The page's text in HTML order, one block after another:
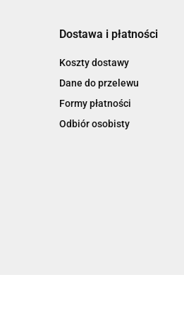
Dostawa i płatności
Koszty dostawy
Dane do przelewu
Formy płatności
Odbiór osobisty